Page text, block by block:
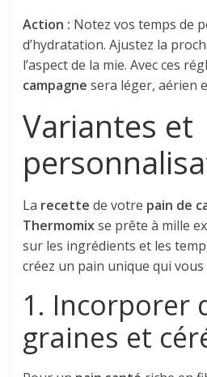
Action : Notez vos temps de
d’hydratation. Ajustez la
l’aspect de la mie. Avec ces
campagne sera léger, aérien
Variantes et
La recette de votre pain de
Thermomixse prête à mille
sur les ingrédients et les
créez un pain unique qui vous
1. Incorporer
graines et